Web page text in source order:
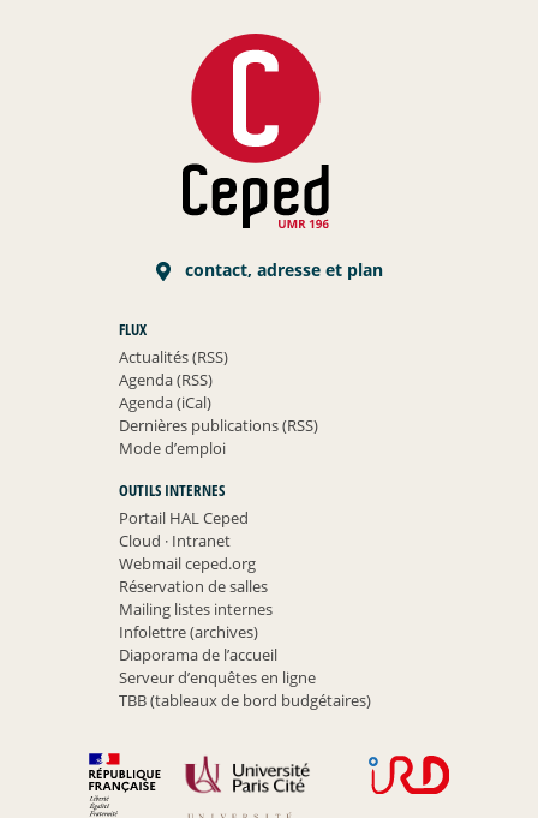
contact, adresse et plan
FLUX
Actualités (RSS)
Agenda (RSS)
Agenda (iCal)
Dernières publications (RSS)
Mode d’emploi
OUTILS INTERNES
Portail HAL Ceped
Cloud ·Intranet
Webmail ceped.org
Réservation de salles
Mailing listes internes
Infolettre (archives)
Diaporama de l’accueil
Serveur d’enquêtes en ligne
TBB (tableaux de bord budgétaires)